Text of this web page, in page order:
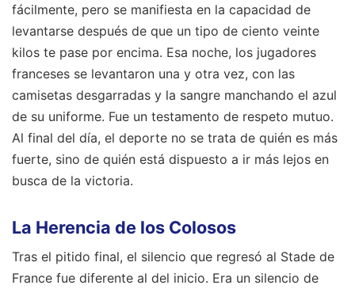
fácilmente, pero se manifiesta en la capacidad de
levantarse después de que un tipo de ciento veinte
kilos te pase por encima. Esa noche, los jugadores
franceses se levantaron una y otra vez, con las
camisetas desgarradas y la sangre manchando el azul
de su uniforme. Fue un testamento de respeto mutuo.
Al final del día, el deporte no se trata de quién es más
fuerte, sino de quién está dispuesto a ir más lejos en
busca de la victoria.
La Herencia de los Colosos
Tras el pitido final, el silencio que regresó al Stade de
France fue diferente al del inicio. Era un silencio de